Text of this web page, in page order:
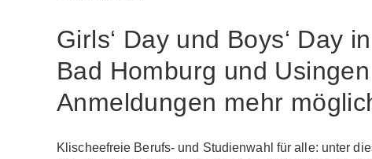
Girls‘ Day und Boys‘ Day
Bad Homburg und
Anmeldungen mehr
Klischeefreie Berufs- und Studienwahl für alle: unter